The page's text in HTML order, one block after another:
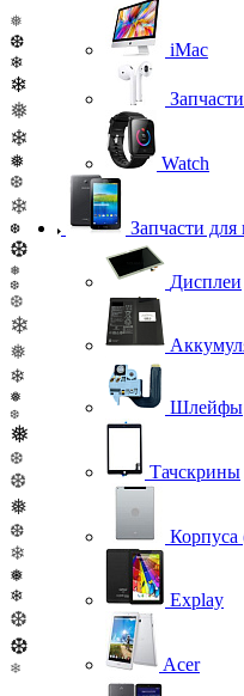
❅
❆
❄
❄
❅
❄
❅
❆
❄
❆
❆
❅
❆
❆
❄
❅
❄
❅
❆
❅
❆
❆
❅
❆
❄
❅
❄
❆
❆
❄
iMac
Watch
Запчасти
Дисплеи
Шлейфы
Тачскрины
Explay
Acer